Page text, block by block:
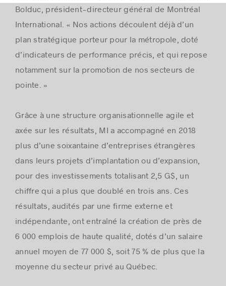
Bolduc, président-directeur général de Montréal
International. « Nos actions découlent déjà d’un
plan stratégique porteur pour la métropole, doté
d’indicateurs de performance précis, et qui repose
notamment sur la promotion de nos secteurs de
pointe. »
Grâce à une structure organisationnelle agile et
axée sur les résultats, MI a accompagné en 2018
plus d’une soixantaine d’entreprises étrangères
dans leurs projets d’implantation ou d’expansion,
pour des investissements totalisant 2,5 G$, un
chiffre qui a plus que doublé en trois ans. Ces
résultats, audités par une firme externe et
indépendante, ont entraîné la création de près de
6 000 emplois de haute qualité, dotés d’un salaire
annuel moyen de 77 000 $, soit 75 % de plus que la
moyenne du secteur privé au Québec.